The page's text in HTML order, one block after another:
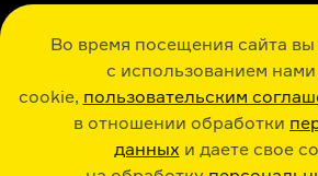
Во время посещения сайта вы
с использованием
cookie, пользовательским
в отношении обработки
данных и даете свое
ОБРАТНАЯ СВЯЗЬ
РАДИО ARZAMAS